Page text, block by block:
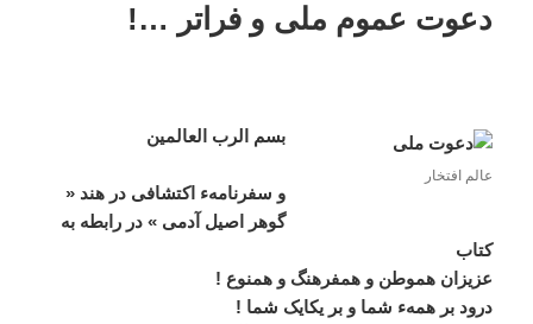
دعوت عموم ملی و فراتر …!
عالم افتخار
بسم الرب العالمين
و سفرنامهء اکتشافی در ھند «
گوھر اصيل آدمی » در رابطه به
کتاب
عزيزان ھموطن و ھمفرھنگ و ھمنوع !
درود بر ھمهء شما و بر يکايک شما !